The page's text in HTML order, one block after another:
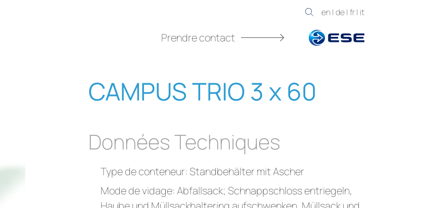
en| de| fr| it
Prendre contact
CAMPUS TRIO 3 x 60
Données Techniques
Type de conteneur: Standbehälter mit Ascher
Mode de vidage: Abfallsack; Schnappschloss entriegeln,